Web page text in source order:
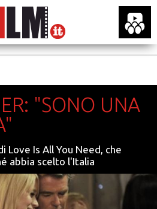
"SONO UNA
Love Is All You Need, che
abbia scelto l'Italia